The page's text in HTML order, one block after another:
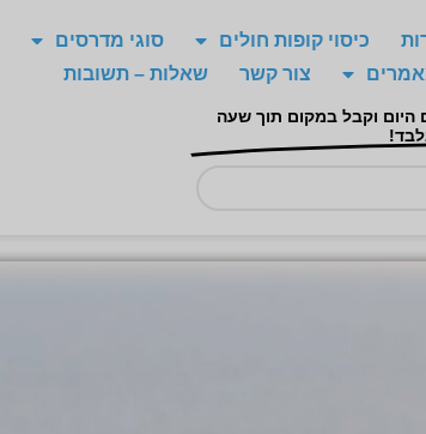
כיסוי קופות חולים סוגי מדרסים
צור קשר שאלות – תשובות
היום וקבל במקום תוך שעה